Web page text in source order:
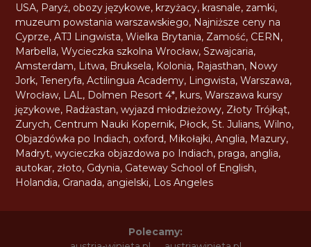
USA, Paryż, obozy językowe, krzyżacy, krasnale, zamki,
muzeum powstania warszawskiego, Najniższe ceny na
Cyprze,ATJ Lingwista,Wielka Brytania, Zamość, CERN,
Marbella,Wycieczka szkolna Wrocław,Szwajcaria,
Amsterdam, Litwa, Bruksela, Kolonia, Rajasthan, Nowy
Jork,Teneryfa,Actilingua Academy, Lingwista,Warszawa,
Wrocław, LAL, Dolmen Resort 4*, kurs,Warszawa kursy
językowe, Radżastan,wyjazd młodzieżowy, Złoty Trójkąt,
Zurych, Centrum Nauki Kopernik, Płock,St. Julians,Wilno,
Objazdówka po Indiach, oxford, Mikołajki,Anglia, Mazury,
Madryt,wycieczka objazdowa po Indiach,praga, anglia,
autokar, złoto, Gdynia, Gateway School of English,
Holandia, Granada, angielski, Los Angeles
Polecamy: